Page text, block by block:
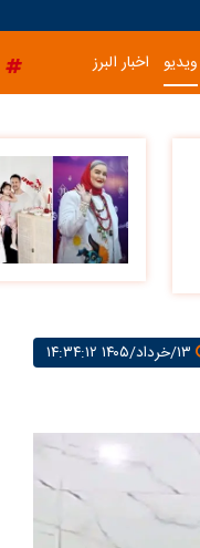
ویدیو اخبار البرز